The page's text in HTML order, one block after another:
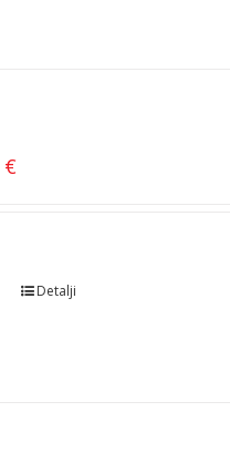
€
Detalji